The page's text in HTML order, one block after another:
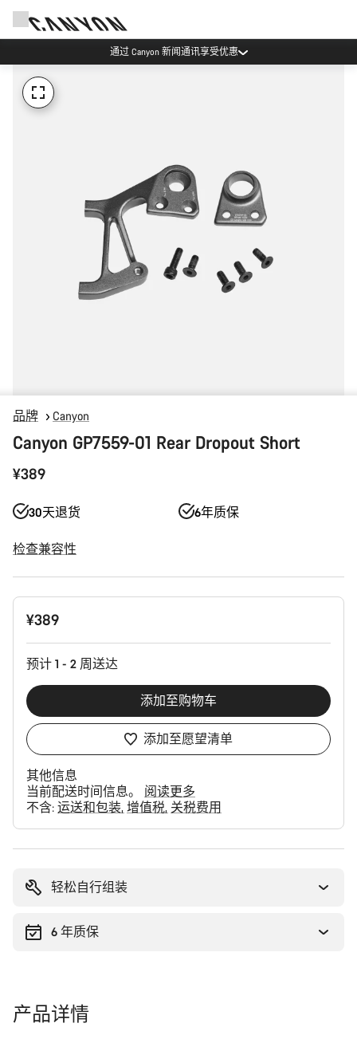
通过 Canyon 新闻通讯享受优惠
品牌 Canyon
Canyon GP7559-01 Rear Dropout Short
¥389
30天退货 6年质保
检查兼容性
产
¥389
预计 1 - 2 周送达
添加至购物车
添加至愿望清单
其他信息
当前配送时间信息。 阅读更多
不含: 运送和包装 增值税 关税费用
轻松自行组装
6 年质保
产品详情